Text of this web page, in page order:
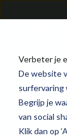
Verbeter je
De website
surfervaring
Begrijp je
van social
Klik dan op